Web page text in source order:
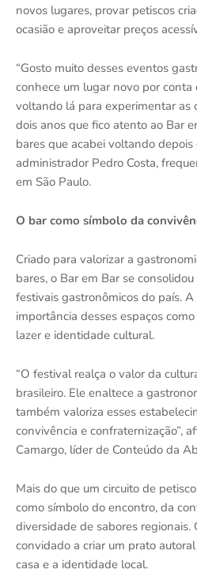
novos lugares, provar petiscos
ocasião e aproveitar preços
“Gosto muito desses eventos
conhece um lugar novo por conta
voltando lá para experimentar as
dois anos que fico atento ao Bar
bares que acabei voltando depois
administrador Pedro Costa,
em São Paulo.
O bar como símbolo da
Criado para valorizar a
bares, o Bar em Bar se
festivais gastronômicos do país.
importância desses espaços
lazer e identidade cultural.
“O festival realça o valor da
brasileiro. Ele enaltece a
também valoriza esses
convivência e confraternização”,
Camargo, líder de Conteúdo da
Mais do que um circuito de
como símbolo do encontro, da
diversidade de sabores regionais.
convidado a criar um prato
casa e a identidade local.